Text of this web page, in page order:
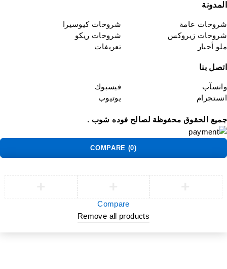
عامة
شروحات كيوسيرا
زيروكس
شروحات ريكو
أحبار
تعريفات
بنا
فيسبوك
يوتيوب
الحقوق محفوظة لصالح فوده شوب .
COMPARE (0)
Compare
Remove all products